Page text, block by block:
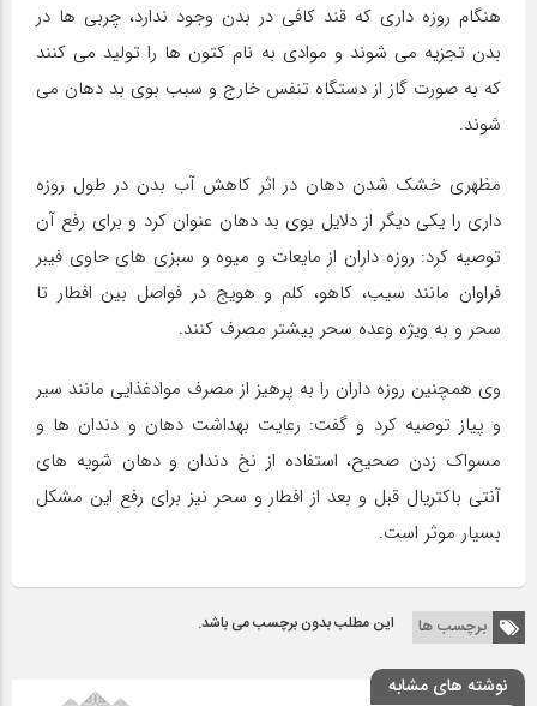
هنگام روزه داری که قند کافی در بدن وجود ندارد، چربی ها در
بدن تجزیه می شوند و موادی به نام کتون ها را تولید می کنند
که به صورت گاز از دستگاه تنفس خارج و سبب بوی بد دهان می
شوند.
مظهری خشک شدن دهان در اثر کاهش آب بدن در طول روزه
داری را یکی دیگر از دلایل بوی بد دهان عنوان کرد و برای رفع آن
توصیه کرد: روزه داران از مایعات و میوه و سبزی های حاوی فیبر
فراوان مانند سیب، کاهو، کلم و هویج در فواصل بین افطار تا
سحر و به ویژه وعده سحر بیشتر مصرف کنند.
وی همچنین روزه داران را به پرهیز از مصرف موادغذایی مانند سیر
و پیاز توصیه کرد و گفت: رعایت بهداشت دهان و دندان ها و
مسواک زدن صحیح، استفاده از نخ دندان و دهان شویه های
آنتی باکتریال قبل و بعد از افطار و سحر نیز برای رفع این مشکل
بسیار موثر است.
برچسب ها این مطلب بدون برچسب می باشد.
نوشته های مشابه